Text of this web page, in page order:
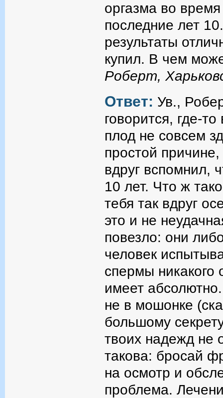
оргазма во время
последние лет
результаты
купил. В чем
Роберт,
Ответ: Ув.,
говорится, где-
плод не совсем
простой
вдруг вспомнил,
10 лет. Что ж
тебя так вдруг
это и не
повезло: они
человек
спермы
имеет
не в мошонке
большому
твоих надежд не
такова: бросай
на осмотр и
проблема.